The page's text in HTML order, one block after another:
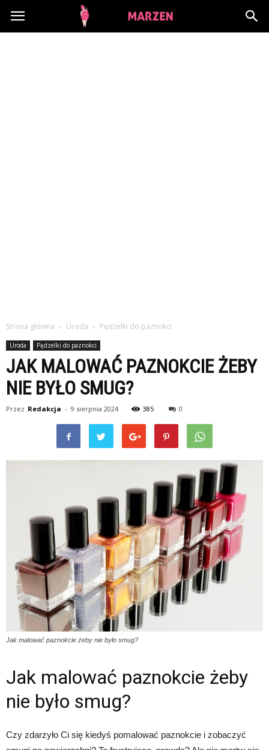
CialoMarzen.pl
Strona główna Uroda Pędzelki do paznokci
Uroda Pędzelki do paznokci
JAK MALOWAĆ PAZNOKCIE ŻEBY
NIE BYŁO SMUG?
Przez Redakcja - 9 sierpnia 2024 385 0
Jak malować paznokcie żeby nie było smug?
Jak malować paznokcie żeby
nie było smug?
Czy zdarzyło Ci się kiedyś pomalować paznokcie i zobaczyć